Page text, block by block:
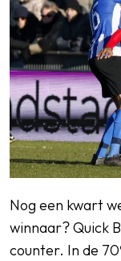
Nog een kwart
winnaar? Quick
counter. In de 70